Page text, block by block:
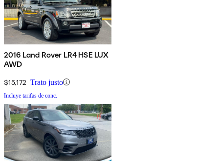
2016 Land Rover LR4 HSE LUX
AWD
$15,172 Trato justo
Incluye tarifas de conc.